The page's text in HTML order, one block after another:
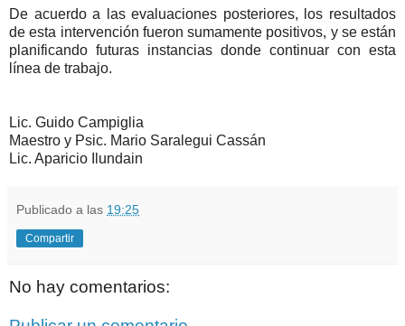
De acuerdo a las evaluaciones posteriores, los resultados
de esta intervención fueron sumamente positivos, y se están
planificando futuras instancias donde continuar con esta
línea de trabajo.
Lic. Guido Campiglia
Maestro y Psic. Mario Saralegui Cassán
Lic. Aparicio Ilundain
Publicado a las 19:25
Compartir
No hay comentarios: